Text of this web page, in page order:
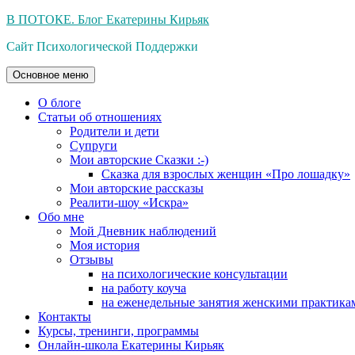
Перейти
содержимому
В ПОТОКЕ. Блог Екатерины Кирьяк
Сайт Психологической Поддержки
Основное меню
О блоге
Статьи об отношениях
Родители и дети
Супруги
Мои авторские Сказки :-)
Сказка для взрослых женщин «Про лошадку»
Мои авторские рассказы
Реалити-шоу «Искра»
Обо мне
Мой Дневник наблюдений
Моя история
Отзывы
на психологические консультации
на работу коуча
на еженедельные занятия женскими
Контакты
Курсы, тренинги, программы
Онлайн-школа Екатерины Кирьяк